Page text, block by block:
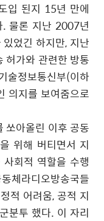
입 된지 15년 만에
.물론 지난 2007년
었긴 하지만, 지난
허가와 관련한 방통
술정보통신부(이하
의지를 보여줌으로
쏘아올린 이후 공동
위해 버티면서 지
회적 역할을 수행
체라디오방송국들
적 어려움, 공적 지
분투 했다. 이 자리